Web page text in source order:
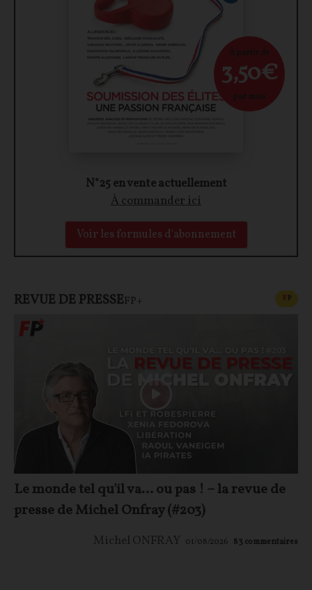
N°25 en vente actuellement
À commander ici
Voir les formules d'abonnement
À partir de
3,50€
par mois
REVUE DE PRESSEFP+ FP
Le monde tel qu'il va… ou pas ! – la revue de
presse de Michel Onfray (#203)
Michel ONFRAY 01/08/2026 83 commentaires